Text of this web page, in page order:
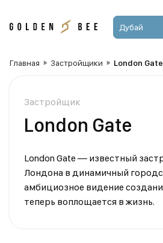
Дубай
Главная Застройщики London Gate
Застройщик
London Gate
London Gate — известный
Лондона в динамичный
амбициозное видение
теперь воплощается в жизнь.